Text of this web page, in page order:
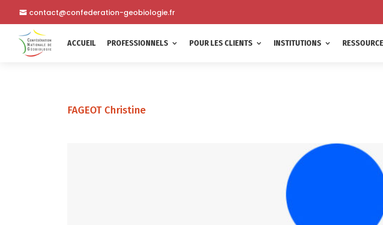
contact@confederation-geobiologie.fr
ACCUEIL PROFESSIONNELS POUR LES CLIENTS INSTITUTIONS
FAGEOT Christine